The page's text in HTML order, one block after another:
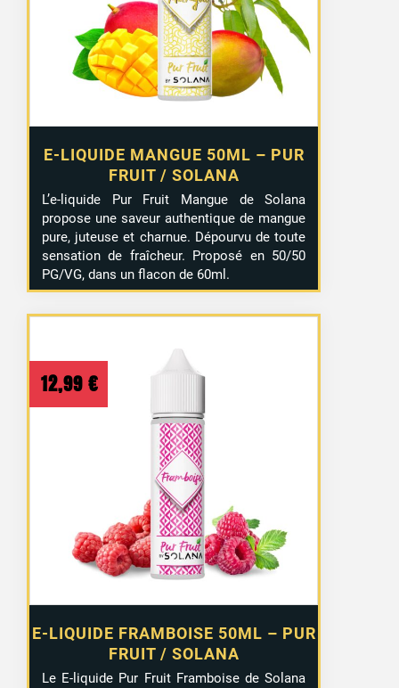
E-LIQUIDE MANGUE 50ML – PUR
FRUIT / SOLANA
L’e-liquide Pur Fruit Mangue de Solana
propose une saveur authentique de mangue
pure, juteuse et charnue. Dépourvu de toute
sensation de fraîcheur. Proposé en 50/50
PG/VG, dans un flacon de 60ml.
E-LIQUIDE FRAMBOISE 50ML – PUR
FRUIT / SOLANA
12,99 €
Le E-liquide Pur Fruit Framboise de Solana